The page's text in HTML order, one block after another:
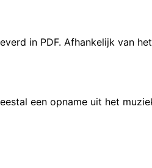
in PDF. Afhankelijk van
een opname uit het